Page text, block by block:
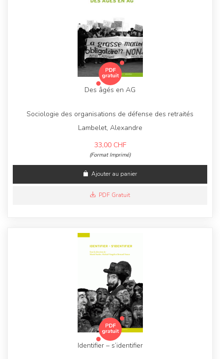
Des âgés en AG
Sociologie des organisations de défense des retraités
Lambelet, Alexandre
33,00 CHF
(Format Imprimé)
Ajouter au panier
PDF Gratuit
Identifier – s’identifier